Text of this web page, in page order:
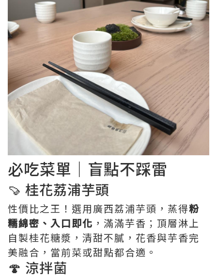
必吃菜單｜盲點不踩雷
🍠 桂花荔浦芋頭
性價比之王！選用廣西荔浦芋頭，蒸得粉
糯綿密、入口即化 ，滿滿芋香；頂層淋上
自製桂花糖漿，清甜不膩，花香與芋香完
美融合，當前菜或甜點都合適。
🍄 涼拌菌